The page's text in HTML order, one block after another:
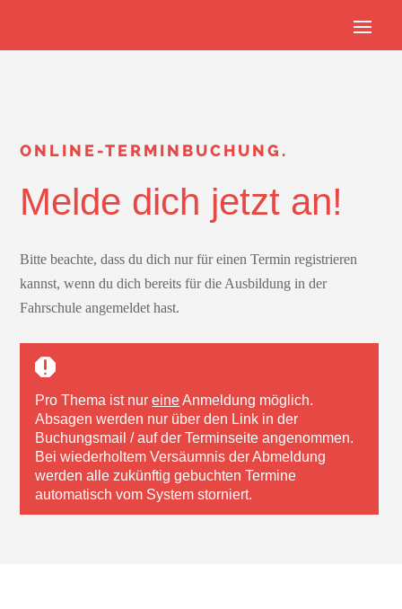
ONLINE-TERMINBUCHUNG.
Melde dich jetzt an!
Bitte beachte, dass du dich nur für einen Termin registrieren
kannst, wenn du dich bereits für die Ausbildung in der
Fahrschule angemeldet hast.
Pro Thema ist nureineAnmeldung möglich.
Absagen werden nur über den Link in der
Buchungsmail / auf der Terminseite angenommen.
Bei wiederholtem Versäumnis der Abmeldung
werden alle zukünftig gebuchten Termine
automatisch vom System storniert.